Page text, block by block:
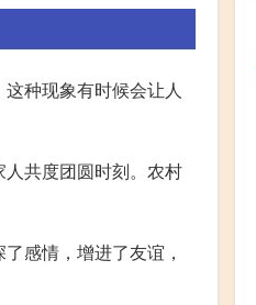
种现象有时候会让人
共度团圆时刻。农村
感情，增进了友谊，